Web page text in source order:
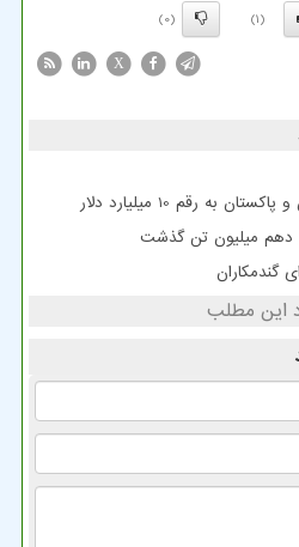
(1)
(0)
X
رقم 10 میلیارد دلار
گندمکاران
این مطلب